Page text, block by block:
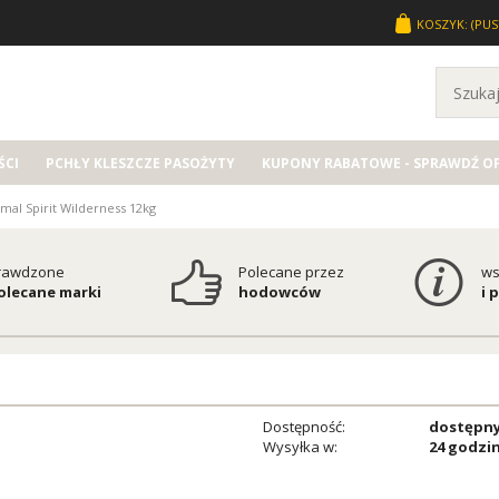
KOSZYK:
PCHŁY KLESZCZE PASOŻYTY KUPONY RABATOWE - SPRAWDŹ
Spirit Wilderness 12kg
marki
Polecane przez
hodowców
i
Dostępność:
Wysyłka w:
24